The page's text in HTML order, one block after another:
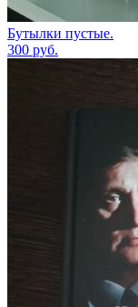
Бутылки пустые.
300 руб.